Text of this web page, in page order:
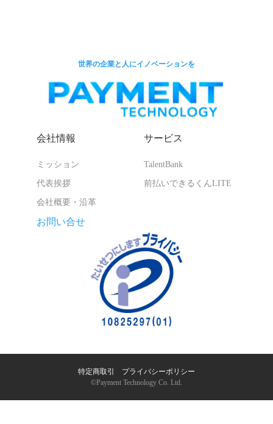
世界の企業と人にイノベーションを
会社情報
ミッション
代表挨拶
会社概要・沿革
サービス
TalentBank
前払いできるくんLITE
お問い合せ
特定商取引
プライバシーポリシー
©︎Payment Technology Co. Ltd.